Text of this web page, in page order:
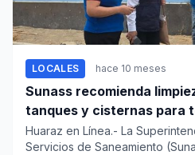
LOCALES hace 10 meses
Sunass recomienda
tanques y cisternas para
casa
Huaraz en Línea.- La
Servicios de Saneamiento